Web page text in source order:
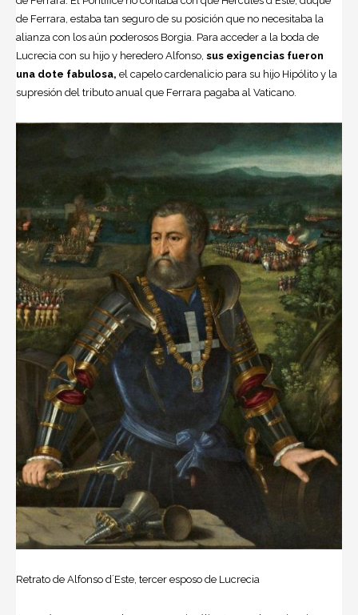
de Ferrara, estaba tan seguro de su posición que no necesitaba la
alianza con los aún poderosos Borgia. Para acceder a la boda de
Lucrecia con su hijo y heredero Alfonso, sus exigencias fueron
una dote fabulosa, el capelo cardenalicio para su hijo Hipólito y la
supresión del tributo anual que Ferrara pagaba al Vaticano.
Retrato de Alfonso d´Este, tercer esposo de Lucrecia